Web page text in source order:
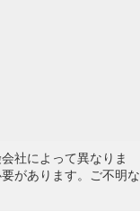
社によって異なりま
があります。ご不明な